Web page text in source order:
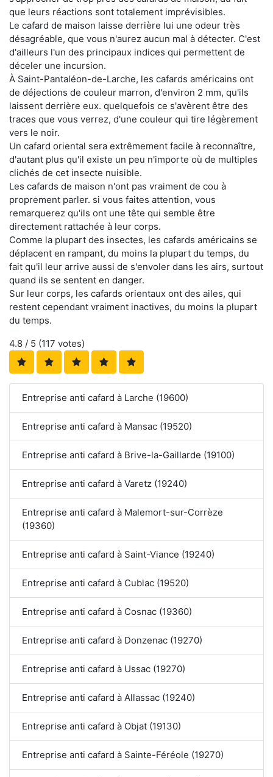
que leurs réactions sont totalement imprévisibles.
Le cafard de maison laisse derrière lui une odeur très
désagréable, que vous n'aurez aucun mal à détecter. C'est
d'ailleurs l'un des principaux indices qui permettent de
déceler une incursion.
À Saint-Pantaléon-de-Larche, les cafards américains ont
de déjections de couleur marron, d'environ 2 mm, qu'ils
laissent derrière eux. quelquefois ce s'avèrent être des
traces que vous verrez, d'une couleur qui tire légèrement
vers le noir.
Un cafard oriental sera extrêmement facile à reconnaître,
d'autant plus qu'il existe un peu n'importe où de multiples
clichés de cet insecte nuisible.
Les cafards de maison n'ont pas vraiment de cou à
proprement parler. si vous faites attention, vous
remarquerez qu'ils ont une tête qui semble être
directement rattachée à leur corps.
Comme la plupart des insectes, les cafards américains se
déplacent en rampant, du moins la plupart du temps, du
fait qu'il leur arrive aussi de s'envoler dans les airs, surtout
quand ils se sentent en danger.
Sur leur corps, les cafards orientaux ont des ailes, qui
restent cependant vraiment inactives, du moins la plupart
du temps.
4.8 / 5 (117 votes)
Entreprise anti cafard à Larche (19600)
Entreprise anti cafard à Mansac (19520)
Entreprise anti cafard à Brive-la-Gaillarde (19100)
Entreprise anti cafard à Varetz (19240)
Entreprise anti cafard à Malemort-sur-Corrèze
(19360)
Entreprise anti cafard à Saint-Viance (19240)
Entreprise anti cafard à Cublac (19520)
Entreprise anti cafard à Cosnac (19360)
Entreprise anti cafard à Donzenac (19270)
Entreprise anti cafard à Ussac (19270)
Entreprise anti cafard à Allassac (19240)
Entreprise anti cafard à Objat (19130)
Entreprise anti cafard à Sainte-Féréole (19270)